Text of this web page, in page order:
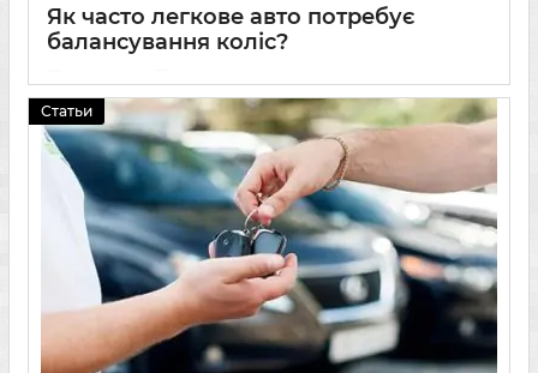
Як часто легкове авто потребує
балансування коліс?
Статьи